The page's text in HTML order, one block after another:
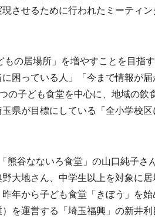
させるために行われたミーティン
の居場所」を増やすことを目指
困っている人」「今まで情報が届
の子ども食堂を中心に、地域の飲
県が目標にしている「全小学校区
谷なないろ食堂」の山口純子さ
大地さん、中学生以上を対象に居
年から子ども食堂「きぼう」を始
を運営する「埼玉福興」の新井利